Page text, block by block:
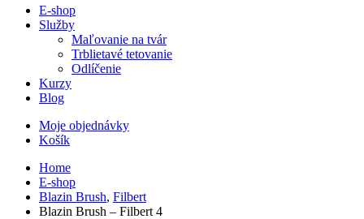
E-shop
Služby
Maľovanie na tvár
Trblietavé tetovanie
Odlíčenie
Kurzy
Blog
Moje objednávky
Košík
Home
E-shop
Blazin Brush, Filbert
Blazin Brush – Filbert 4